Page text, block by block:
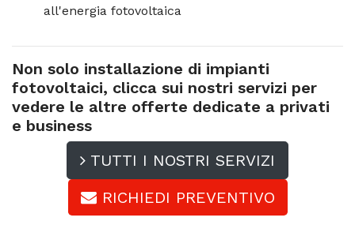
all'energia fotovoltaica
Non solo installazione di impianti
fotovoltaici, clicca sui nostri servizi per
vedere le altre offerte dedicate a privati
e business
TUTTI I NOSTRI SERVIZI
RICHIEDI PREVENTIVO